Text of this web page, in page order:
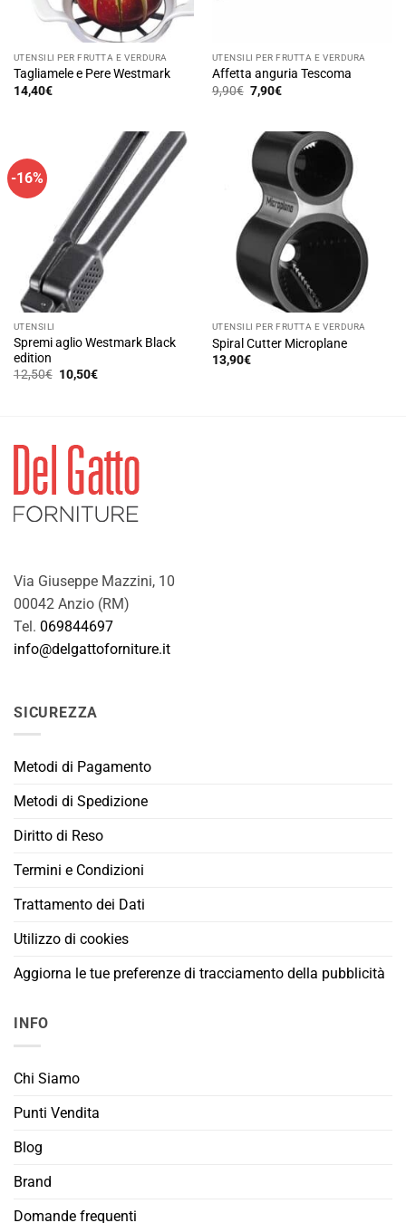
UTENSILI PER FRUTTA E VERDURA
Tagliamele e Pere Westmark
14,40€
UTENSILI PER FRUTTA E VERDURA
Affetta anguria Tescoma
9,90€ Il
prezzo
9,90€.
7,90€Il
7,90€.
-16%
UTENSILI
Spremi aglio Westmark Black
edition
12,50€ Il
prezzo
10,50€Il
UTENSILI PER FRUTTA E VERDURA
Spiral Cutter Microplane
13,90€
Via Giuseppe Mazzini, 10
00042 Anzio (RM)
Tel. 069844697
info@delgattoforniture.it
SICUREZZA
Metodi di Pagamento
Metodi di Spedizione
Diritto di Reso
Termini e Condizioni
Trattamento dei Dati
Utilizzo di cookies
Aggiorna le tue preferenze di tracciamento della pubblicità
INFO
Chi Siamo
Punti Vendita
Blog
Brand
Domande frequenti